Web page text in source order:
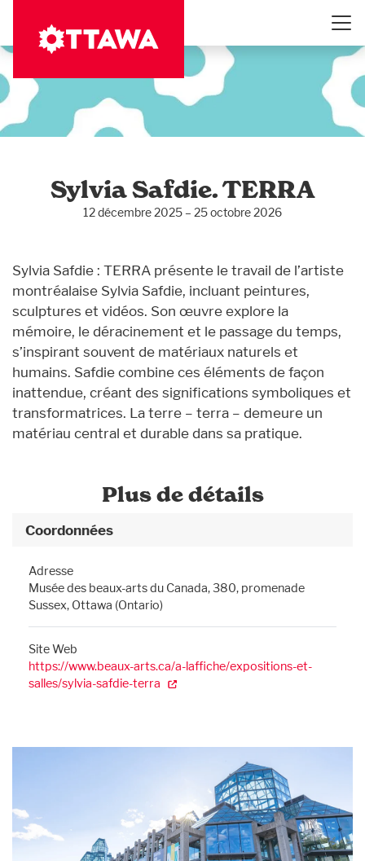
contenu
Sylvia Safdie. TERRA
12 décembre 2025 – 25 octobre 2026
Sylvia Safdie : TERRA présente le travail de l’artiste
montréalaise Sylvia Safdie, incluant peintures,
sculptures et vidéos. Son œuvre explore la
mémoire, le déracinement et le passage du temps,
s’inspirant souvent de matériaux naturels et
humains. Safdie combine ces éléments de façon
inattendue, créant des significations symboliques et
transformatrices. La terre – terra – demeure un
matériau central et durable dans sa pratique.
Plus de détails
Coordonnées
Adresse
Musée des beaux-arts du Canada, 380, promenade
Sussex, Ottawa (Ontario)
Site Web
https://www.beaux-arts.ca/a-laffiche/expositions-et-
salles/sylvia-safdie-terra